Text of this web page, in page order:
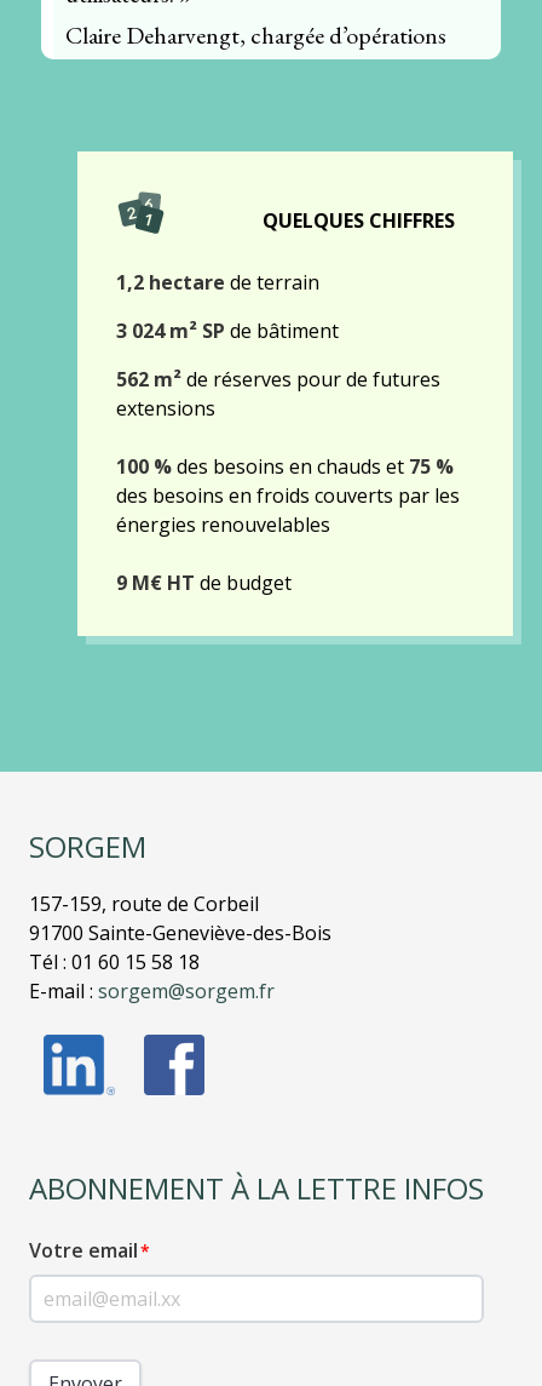
Claire Deharvengt, chargée d’opérations
QUELQUES CHIFFRES
1,2 hectare de terrain
3 024 m² SP de bâtiment
562 m²de réserves pour de futures
extensions
100 %des besoins en chauds et 75 %
des besoins en froids couverts par les
énergies renouvelables
9 M€ HT de budget
SORGEM
157-159, route de Corbeil
91700 Sainte-Geneviève-des-Bois
Tél : 01 60 15 58 18
E-mail : sorgem@sorgem.fr
ABONNEMENT À LA LETTRE INFOS
Votre email